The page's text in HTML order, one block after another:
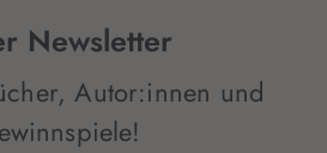
Newsletter
Autor:innen und